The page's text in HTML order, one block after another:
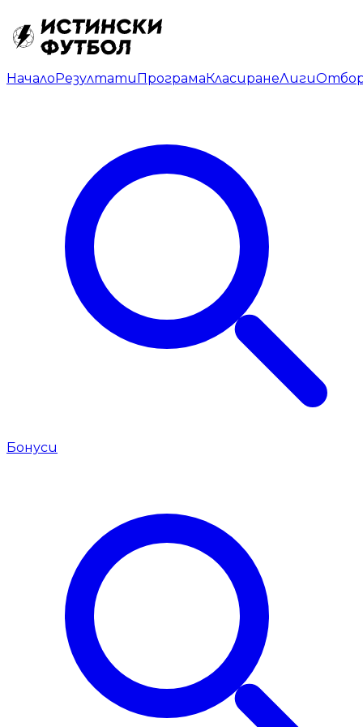
НачалоРезултатиПрограмаКласиранеЛиги
Бонуси